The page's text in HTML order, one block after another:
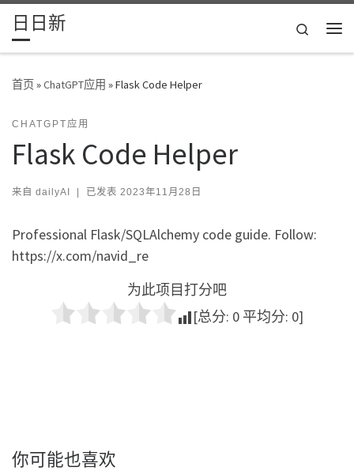
Skip to content
日日新
Search
首页»ChatGPT应用 »Flask Code Helper
CHATGPT应用
Flask Code Helper
来自 dailyAI | 已发表 2023年11月28日
Professional Flask/SQLAlchemy code guide. Follow:
https://x.com/navid_re
为此项目打分吧
[总分: 0 平均分: 0]
你可能也喜欢